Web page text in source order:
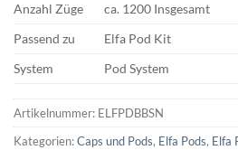
Anzahl Züge
ca. 1200 Insgesamt
Passend zu
Elfa Pod Kit
System
Pod System
Artikelnummer: ELFPDBBSN
Kategorien:Caps und Pods, Elfa Pods, Elfa